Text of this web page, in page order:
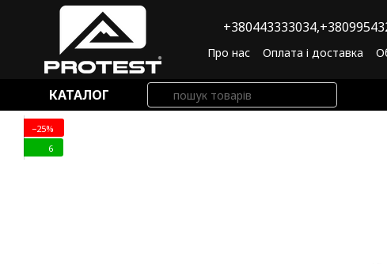
Перейти до основного контенту
+380443333034,
Про нас Оплата і доставка
КАТАЛОГ
−25%
6